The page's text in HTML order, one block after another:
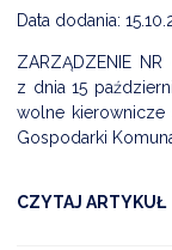
Data dodania:
ZARZĄDZENIE
z dnia 15
wolne kierownicze
Gospodarki
CZYTAJ ARTYKUŁ